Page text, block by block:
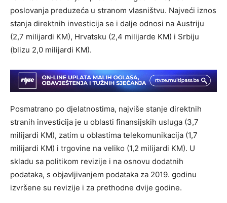
poslovanja preduzeća u stranom vlasništvu. Najveći iznos
stanja direktnih investicija se i dalje odnosi na Austriju
(2,7 milijardi KM), Hrvatsku (2,4 milijarde KM) i Srbiju
(blizu 2,0 milijardi KM).
Posmatrano po djelatnostima, najviše stanje direktnih
stranih investicija je u oblasti finansijskih usluga (3,7
milijardi KM), zatim u oblastima telekomunikacija (1,7
milijardi KM) i trgovine na veliko (1,2 milijardi KM). U
skladu sa politikom revizije i na osnovu dodatnih
podataka, s objavljivanjem podataka za 2019. godinu
izvršene su revizije i za prethodne dvije godine.